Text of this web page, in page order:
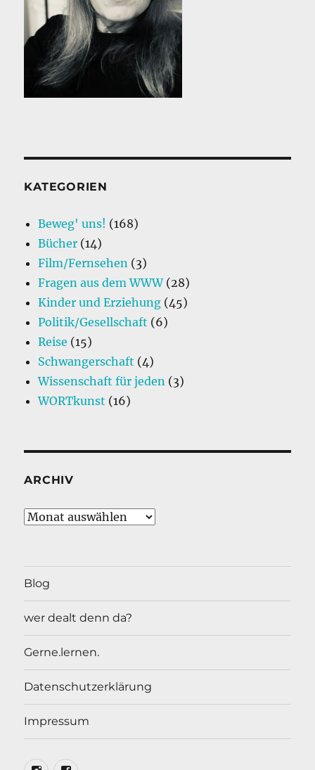
KATEGORIEN
Beweg' uns! (168)
Bücher (14)
Film/Fernsehen (3)
Fragen aus dem WWW(28)
Kinder und Erziehung (45)
Politik/Gesellschaft (6)
Reise (15)
Schwangerschaft (4)
Wissenschaft für jeden (3)
WORTkunst (16)
ARCHIV
Archiv
Blog
wer dealt denn da?
Gerne.lernen.
Datenschutzerklärung
Impressum